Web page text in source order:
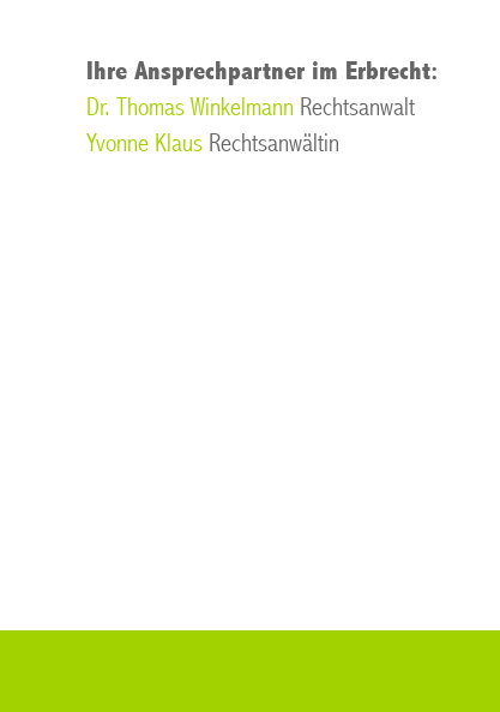
Ihre Ansprechpartner im Erbrecht:
Dr. Thomas Winkelmann Rechtsanwalt
Yvonne Klaus Rechtsanwältin